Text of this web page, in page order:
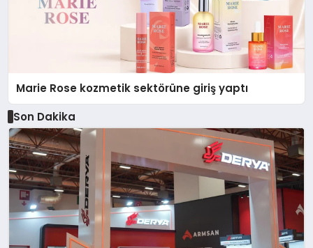
Marie Rose kozmetik sektörüne giriş yaptı
Son Dakika